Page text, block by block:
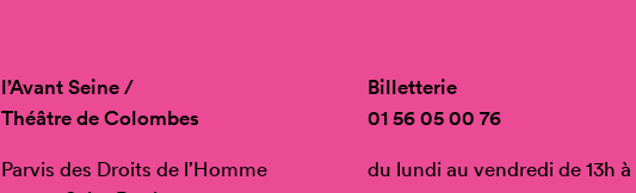
l’Avant Seine /
Théâtre de Colombes
Parvis des Droits de l’Homme
Billetterie
01 56 05 00 76
du lundi au vendredi de 13h à